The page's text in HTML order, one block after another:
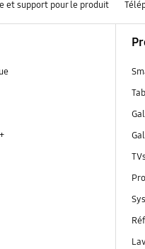
et support pour le produit